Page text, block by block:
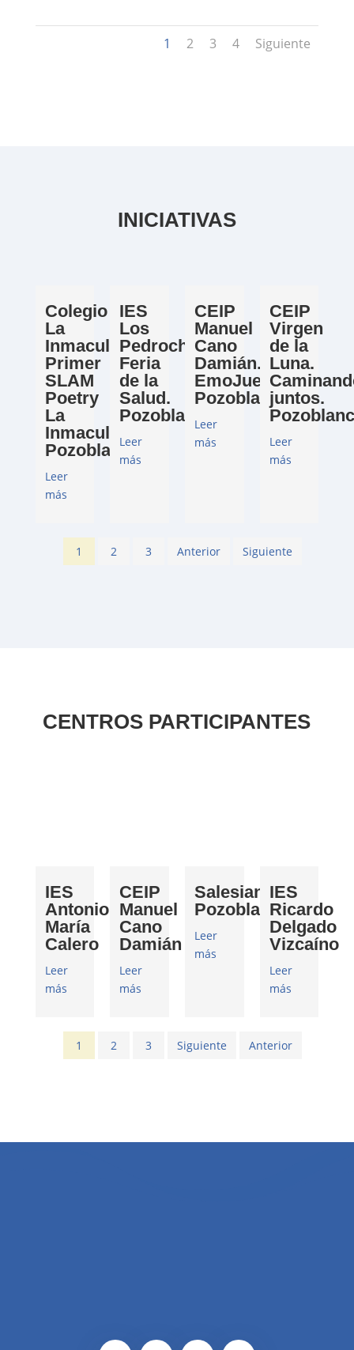
1 2 3 4 Siguiente
INICIATIVAS
Colegio
La
Inmaculada.
Primer
SLAM
Poetry
La
Inmaculada.
Pozoblanco
Leer
más
IES
Los
Pedroches.
Feria
de la
Salud.
Pozoblanco
Leer
más
CEIP
Manuel
Cano
Damián.
EmoJuegos.
Pozoblanco
Leer
más
CEIP
Virgen
de la
Luna.
juntos.
Leer
más
1 2 3 Anterior Siguiente
CENTROS PARTICIPANTES
IES
Antonio
María
Calero
Leer
más
CEIP
Manuel
Cano
Damián
Leer
más
Salesianos
Pozoblanco
Leer
más
IES
Ricardo
Delgado
Vizcaíno
Leer
más
1 2 3 Siguiente Anterior